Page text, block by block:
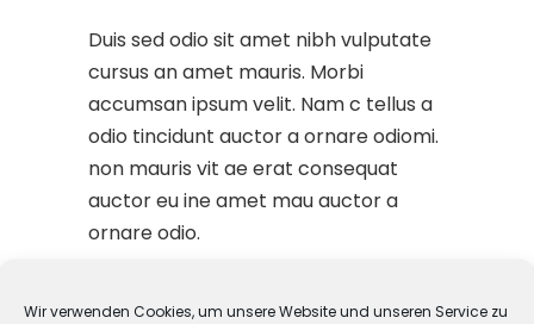
Wir verwenden Cookies, um unsere Website und unseren Service zu
Duis sed odio sit amet nibh vulputate
cursus an amet mauris. Morbi
accumsan ipsum velit. Nam c tellus a
odio tincidunt auctor a ornare odiomi.
non mauris vit ae erat consequat
auctor eu ine amet mau auctor a
ornare odio.
Category: Book